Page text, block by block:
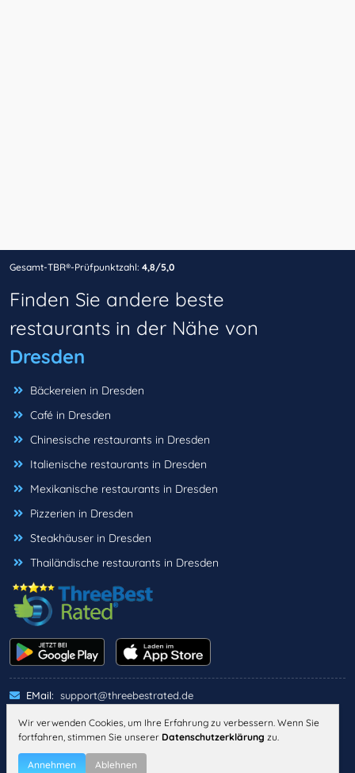
Gesamt-TBR®-Prüfpunktzahl: 4,8/5,0
Finden Sie andere beste
restaurants in der Nähe von
Dresden
Bäckereien in Dresden
Café in Dresden
Chinesische restaurants in Dresden
Italienische restaurants in Dresden
Mexikanische restaurants in Dresden
Pizzerien in Dresden
Steakhäuser in Dresden
Thailändische restaurants in Dresden
EMail: support@threebestrated.de
IMPRESSUM
DATENSCHUTZ
Wir verwenden Cookies, um Ihre Erfahrung zu verbessern. Wenn Sie
fortfahren, stimmen Sie unserer Datenschutzerklärung zu.
Annehmen Ablehnen